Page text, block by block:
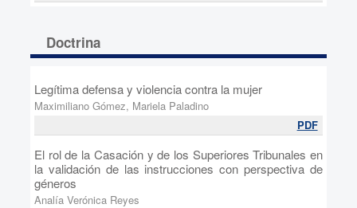
Doctrina
Legítima defensa y violencia contra la mujer
Maximiliano Gómez, Mariela Paladino
PDF
El rol de la Casación y de los Superiores Tribunales en
la validación de las instrucciones con perspectiva de
géneros
Analía Verónica Reyes